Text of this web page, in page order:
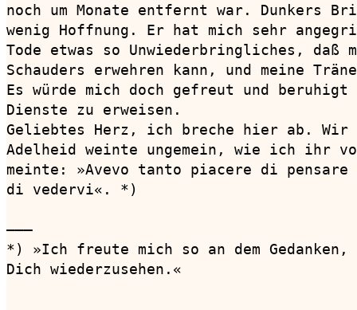
noch um Monate entfernt war. Dunkers
wenig Hoffnung. Er hat mich sehr
Tode etwas so Unwiederbringliches, daß
Schauders erwehren kann, und meine
Es würde mich doch gefreut und
Dienste zu erweisen.
Geliebtes Herz, ich breche hier ab. Wir
Adelheid weinte ungemein, wie ich ihr
meinte: »Avevo tanto piacere di
di vedervi«. *)
———
*) »Ich freute mich so an dem
Dich wiederzusehen.«